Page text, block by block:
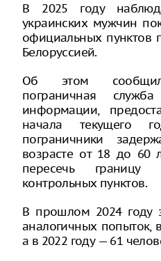
В 2025 году
украинских мужчин
официальных пунктов
Белоруссией.
Об этом сообщила
пограничная
информации,
начала текущего
пограничники
возрасте от 18 до 60
пересечь границу
контрольных пунктов.
В прошлом 2024 году
аналогичных попыток,
а в 2022 году — 61